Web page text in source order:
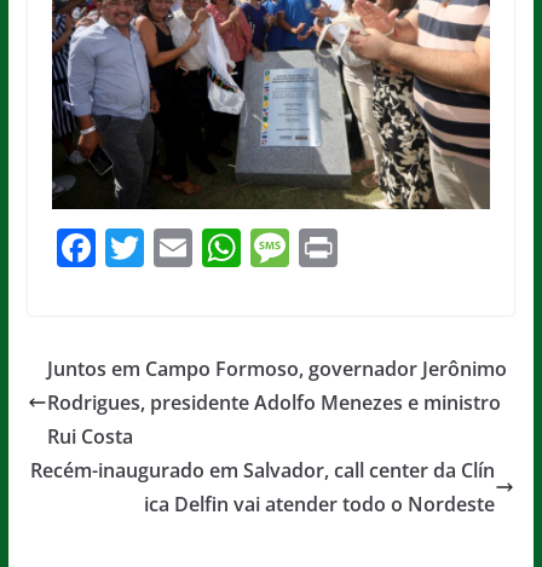
F
e
b
o
o
T
er
E
l
W
s
A
p
M
a
g
Pr
Juntos em Campo Formoso, governador Jerônimo
Rodrigues, presidente Adolfo Menezes e ministro
Rui Costa
Recém-inaugurado em Salvador, call center da Clín
ica Delfin vai atender todo o Nordeste